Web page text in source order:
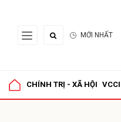
MỚI NHẤT
CHÍNH TRỊ - XÃ HỘI VCCI